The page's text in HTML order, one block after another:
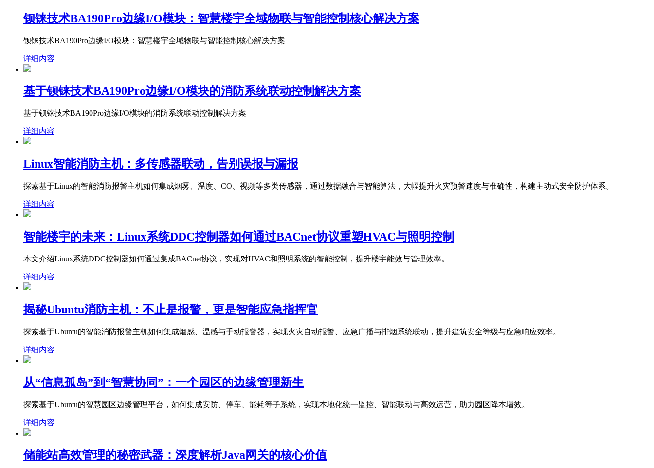
钡铼技术BA190Pro边缘I/O模块：智慧楼宇全域物联与智能控制核心解决方案
钡铼技术BA190Pro边缘I/O模块：智慧楼宇全域物联与智能控制核心解决方案
详细内容
基于钡铼技术BA190Pro边缘I/O模块的消防系统联动控制解决方案
基于钡铼技术BA190Pro边缘I/O模块的消防系统联动控制解决方案
详细内容
Linux智能消防主机：多传感器联动，告别误报与漏报
探索基于Linux的智能消防报警主机如何集成烟雾、温度、CO、视频等多类传感器，通过数据融合与智能算法，大幅提升火灾预警速度与准确性，构建主动式安全防护体系。
详细内容
智能楼宇的未来：Linux系统DDC控制器如何通过BACnet协议重塑HVAC与照明控制
本文介绍Linux系统DDC控制器如何通过集成BACnet协议，实现对HVAC和照明系统的智能控制，提升楼宇能效与管理效率。
详细内容
揭秘Ubuntu消防主机：不止是报警，更是智能应急指挥官
探索基于Ubuntu的智能消防报警主机如何集成烟感、温感与手动报警器，实现火灾自动报警、应急广播与排烟系统联动，提升建筑安全等级与应急响应效率。
详细内容
从“信息孤岛”到“智慧协同”：一个园区的边缘管理新生
探索基于Ubuntu的智慧园区边缘管理平台，如何集成安防、停车、能耗等子系统，实现本地化统一监控、智能联动与高效运营，助力园区降本增效。
详细内容
储能站高效管理的秘密武器：深度解析Java网关的核心价值